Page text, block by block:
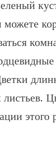
листьев.
этого